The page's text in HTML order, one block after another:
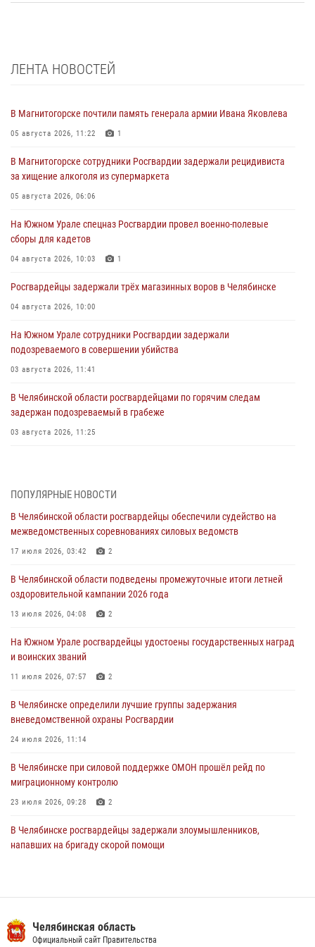
ЛЕНТА НОВОСТЕЙ
В Магнитогорске почтили память генерала армии Ивана Яковлева
05 августа 2026, 11:22 1
В Магнитогорске сотрудники Росгвардии задержали рецидивиста
за хищение алкоголя из супермаркета
05 августа 2026, 06:06
На Южном Урале спецназ Росгвардии провел военно-полевые
сборы для кадетов
04 августа 2026, 10:03 1
Росгвардейцы задержали трёх магазинных воров в Челябинске
04 августа 2026, 10:00
На Южном Урале сотрудники Росгвардии задержали
подозреваемого в совершении убийства
03 августа 2026, 11:41
В Челябинской области росгвардейцами по горячим следам
задержан подозреваемый в грабеже
03 августа 2026, 11:25
03 августа 2026, 09:22 1
Авиация Росгвардии совершила более 250 санитарных вылетов в
Донецкой Народной Республике
31 июля 2026, 11:33
Росгвардия обеспечивает безопасность граждан на южном
направлении
31 июля 2026, 11:32
В Уральском округе Росгвардии состоялось заседание
оперативного штаба
30 июля 2026, 10:53
ПОПУЛЯРНЫЕ НОВОСТИ
В Челябинской области росгвардейцы обеспечили судейство на
межведомственных соревнованиях силовых ведомств
17 июля 2026, 03:42 2
В Челябинской области подведены промежуточные итоги летней
оздоровительной кампании 2026 года
13 июля 2026, 04:08 2
На Южном Урале росгвардейцы удостоены государственных наград
и воинских званий
11 июля 2026, 07:57 2
В Челябинске определили лучшие группы задержания
вневедомственной охраны Росгвардии
24 июля 2026, 11:14
В Челябинске при силовой поддержке ОМОН прошёл рейд по
миграционному контролю
23 июля 2026, 09:28 2
В Челябинске росгвардейцы задержали злоумышленников,
напавших на бригаду скорой помощи
13 июля 2026, 03:02 5
Челябинская область
Официальный сайт Правительства